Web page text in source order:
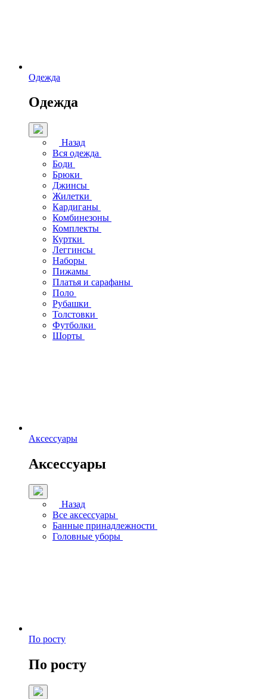
Одежда
Одежда
Назад
Вся одежда
Боди
Брюки
Джинсы
Жилетки
Кардиганы
Комбинезоны
Комплекты
Куртки
Леггинсы
Наборы
Пижамы
Платья и сарафаны
Поло
Рубашки
Толстовки
Футболки
Шорты
Аксессуары
Аксессуары
Назад
Все аксессуары
Банные принадлежности
Головные уборы
По росту
По росту